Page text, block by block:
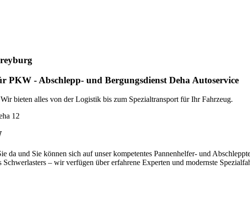
- Abschlepp- und Bergungsdienst Deha Autoservice
bieten alles von der Logistik bis zum Spezialtransport für Ihr Fahrzeug.
da und Sie können sich auf unser kompetentes Pannenhelfer- und
– wir verfügen über erfahrene Experten und modernste